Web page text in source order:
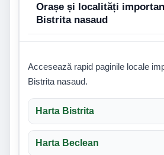
Orașe și localități
Bistrita nasaud
Accesează rapid paginile locale
Bistrita nasaud.
Harta Bistrita
Harta Beclean